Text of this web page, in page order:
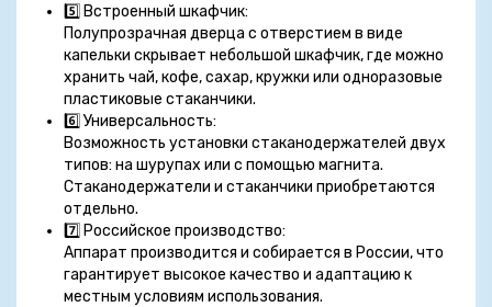
5️⃣ Встроенный шкафчик:
Полупрозрачная дверца с отверстием в виде
капельки скрывает небольшой шкафчик, где можно
хранить чай, кофе, сахар, кружки или одноразовые
пластиковые стаканчики.
6️⃣ Универсальность:
Возможность установки стаканодержателей двух
типов: на шурупах или с помощью магнита.
Стаканодержатели и стаканчики приобретаются
отдельно.
7️⃣ Российское производство:
Аппарат производится и собирается в России, что
гарантирует высокое качество и адаптацию к
местным условиям использования.